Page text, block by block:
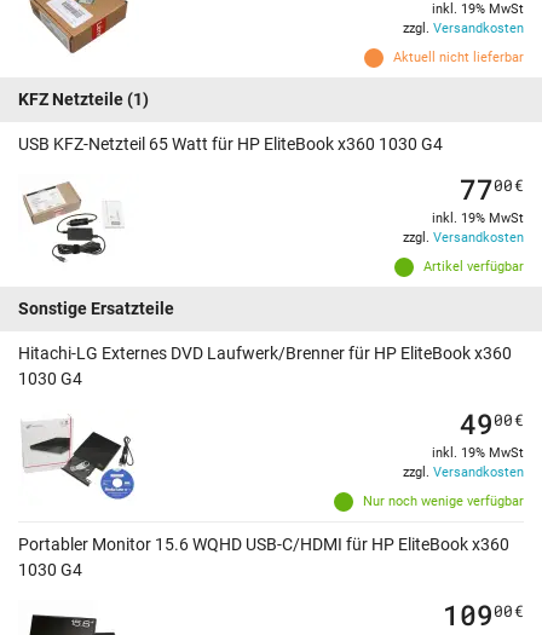
Aktuell nicht lieferbar
inkl. 19% MwSt
zzgl. Versandkosten
KFZ Netzteile(1)
USB KFZ-Netzteil 65 Watt für HP EliteBook x360 1030 G4
Artikel verfügbar
7700€
inkl. 19% MwSt
zzgl. Versandkosten
Sonstige Ersatzteile
Hitachi-LG Externes DVD Laufwerk/Brenner für HP EliteBook x360
1030 G4
Nur noch wenige verfügbar
4900€
inkl. 19% MwSt
zzgl. Versandkosten
Portabler Monitor 15.6 WQHD USB-C/HDMI für HP EliteBook x360
1030 G4
10900€